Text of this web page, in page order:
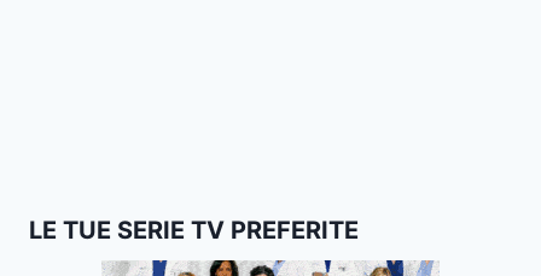
LE TUE SERIE TV PREFERITE